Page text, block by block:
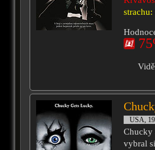
strachu:
USA,
Chucky
vybral